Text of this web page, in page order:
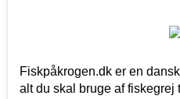
Fiskpåkrogen.dk er en
alt du skal bruge af